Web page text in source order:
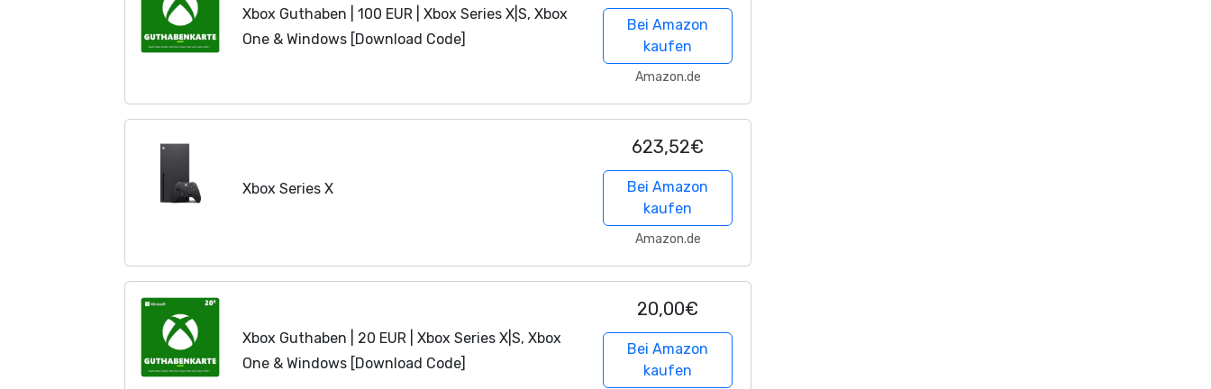
Xbox Guthaben | 100 EUR | Xbox Series X|S, Xbox
One & Windows [Download Code]
Bei Amazon
kaufen
Amazon.de
Xbox Series X
623,52€
Bei Amazon
kaufen
Amazon.de
Xbox Guthaben | 20 EUR | Xbox Series X|S, Xbox
One & Windows [Download Code]
20,00€
Bei Amazon
kaufen